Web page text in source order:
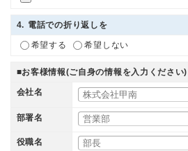
4. 電話での折り返しを
希望する 希望しない
■お客様情報(ご自身の情報を入力ください)
会社名
部署名
役職名